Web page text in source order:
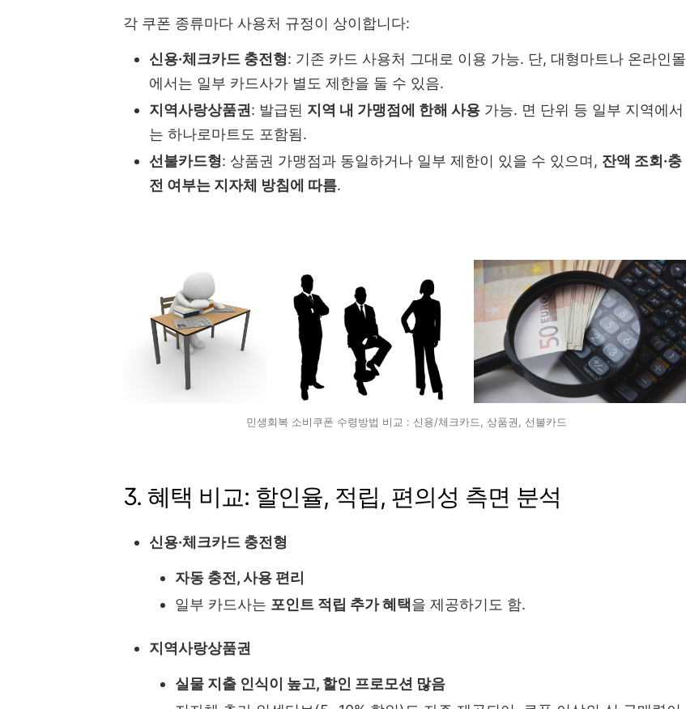
각 쿠폰 종류마다 사용처 규정이 상이합니다:
신용·체크카드 충전형: 기존 카드 사용처 그대로 이용 가능. 단, 대형마트나 온라인몰
에서는 일부 카드사가 별도 제한을 둘 수 있음.
지역사랑상품권: 발급된 지역 내 가맹점에 한해 사용 가능. 면 단위 등 일부 지역에서
는 하나로마트도 포함됨.
선불카드형: 상품권 가맹점과 동일하거나 일부 제한이 있을 수 있으며, 잔액 조회·충
전 여부는 지자체 방침에 따름.
민생회복 소비쿠폰 수령방법 비교 : 신용/체크카드, 상품권, 선불카드
3. 혜택 비교: 할인율, 적립, 편의성 측면 분석
신용·체크카드 충전형
자동 충전, 사용 편리
일부 카드사는 포인트 적립 추가 혜택을 제공하기도 함.
지역사랑상품권
실물 지출 인식이 높고, 할인 프로모션 많음